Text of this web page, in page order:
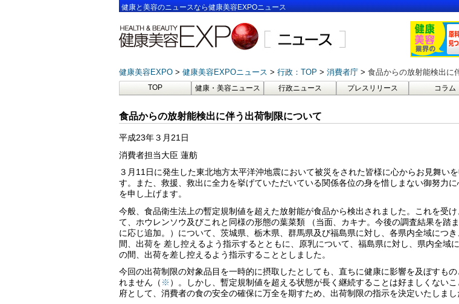
健康と美容のニュースなら健康美容EXPOニュース
健康美容EXPO 健康美容EXPOニュース 行政：TOP 消費者庁 食品からの放射能検出に
TOP 健康・美容ニュース 行政ニュース プレスリリース コラム
食品からの放射能検出に伴う出荷制限について
平成23年３月21日
消費者担当大臣 蓮舫
３月11日に発生した東北地方太平洋沖地震において被災をされた皆様に心からお見舞い
す。また、救援、救出に全力を挙げていただいている関係各位の身を惜しまない御努力
を申し上げます。
今般、食品衛生法上の暫定規制値を超えた放射能が食品から検出されました。これを受け
て、ホウレンソウ及びこれと同様の形態の葉菜類 （当面、カキナ。今後の調査結果を踏
に応じ追加。）について、茨城県、栃木県、群馬県及び福島県に対し、各県内全域につ
間、出荷を 差し控えるよう指示するとともに、原乳について、福島県に対し、県内全域
の間、出荷を差し控えるよう指示することとしました。
今回の出荷制限の対象品目を一時的に摂取したとしても、直ちに健康に影響を及ぼすもの
れません（ ※ ）。しかし、暫定規制値を超える状態が長く継続することは好ましくない
府として、消費者の食の安全の確保に万全を期すため、出荷制限の指示を決定いたしまし